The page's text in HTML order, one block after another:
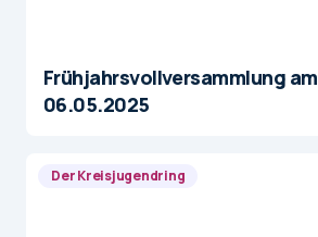
Frühjahrsvollversammlung am
06.05.2025
Der Kreisjugendring